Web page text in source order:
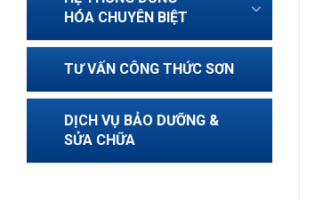
HÓA CHUYÊN BIỆT
TƯ VẤN CÔNG THỨC SƠN
DỊCH VỤ BẢO DƯỠNG &
SỬA CHỮA